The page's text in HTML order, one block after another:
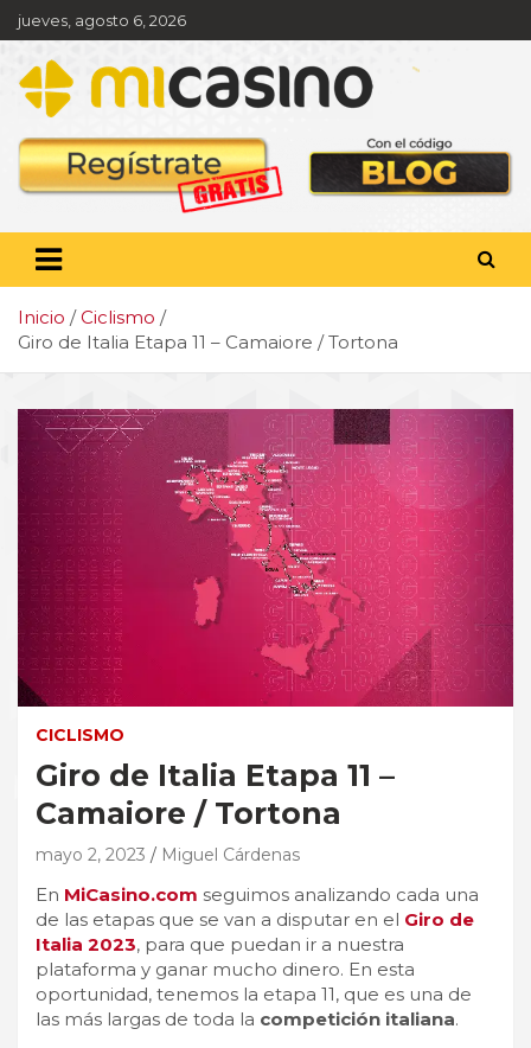
Saltar
al
contenido
jueves, agosto 6, 2026
Pronóstico deportivo,
apuestas y actualidad
deportiva
Inicio
Ciclismo
Giro de Italia Etapa 11 – Camaiore / Tortona
CICLISMO
Giro de Italia Etapa 11 –
Camaiore / Tortona
mayo 2, 2023 Miguel Cárdenas
En MiCasino.com seguimos analizando cada una
de las etapas que se van a disputar en el Giro de
Italia 2023, para que puedan ir a nuestra
plataforma y ganar mucho dinero. En esta
oportunidad, tenemos la etapa 11, que es una de
las más largas de toda la competición italiana.